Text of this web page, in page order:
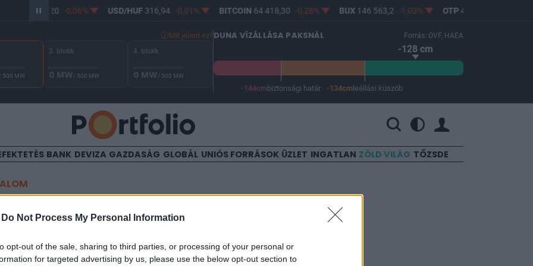
Do Not Process My Personal Information
opt-out of the sale, sharing to third parties, or processing of your personal or
for targeted advertising by us, please use the below opt-out section to
365,20 -0,06% USD/HUF 316,94 -0,01% BITCOIN64 418,30 -0,28% BUX146 563,2 -1,03% OTP45 900
Mit jelent ez?
/ 500 MW
3. blokk
0 MW/ 500 MW
4. blokk
0 MW/ 500 MW
DUNA VÍZÁLLÁSA PAKSNÁL Forrás: OVF, HAEA
-128 cm
-144cm biztonsági határ -134cm leállási küszöb
BANK DEVIZA GAZDASÁG GLOBÁL UNIÓS FORRÁSOK ÜZLET INGATLAN ZÖLD VILÁG TŐZSDE
érdemes profitot realizálni?